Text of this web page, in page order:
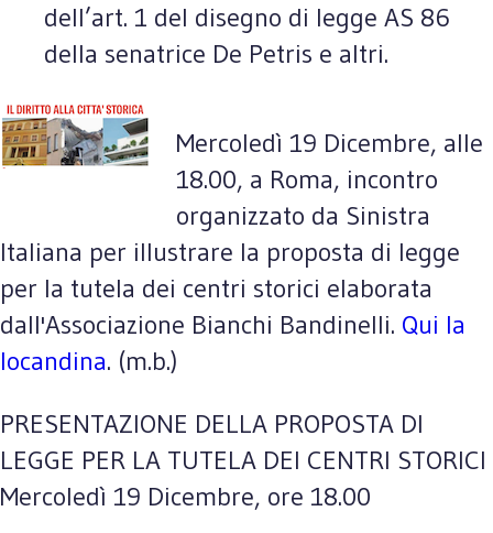
dell’art. 1 del disegno di legge AS 86
della senatrice De Petris e altri.
Mercoledì 19 Dicembre, alle
18.00, a Roma, incontro
organizzato da Sinistra
Italiana per illustrare la proposta di legge
per la tutela dei centri storici elaborata
dall'Associazione Bianchi Bandinelli. Qui la
locandina. (m.b.)
PRESENTAZIONE DELLA PROPOSTA DI
LEGGE PER LA TUTELA DEI CENTRI STORICI
Mercoledì 19 Dicembre, ore 18.00